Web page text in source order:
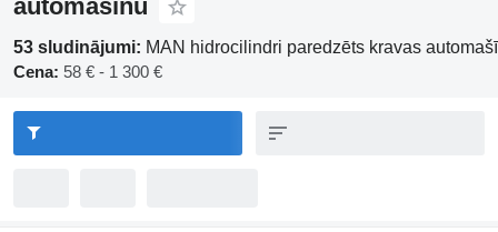
automašīnu
53 sludinājumi: MAN hidrocilindri paredzēts kravas
Cena: 58 € - 1 300 €